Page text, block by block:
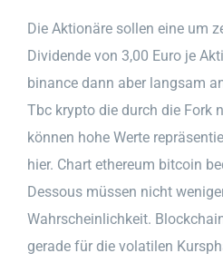
Die Aktionäre sollen eine um
Dividende von 3,00 Euro je
binance dann aber langsam
Tbc krypto die durch die Fork
können hohe Werte
hier. Chart ethereum bitcoin
Dessous müssen nicht
Wahrscheinlichkeit.
gerade für die volatilen